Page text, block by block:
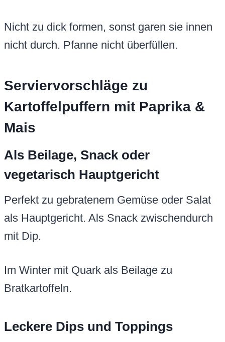
Nicht zu dick formen, sonst garen sie innen
nicht durch. Pfanne nicht überfüllen.
Serviervorschläge zu
Kartoffelpuffern mit Paprika &
Mais
Als Beilage, Snack oder
vegetarisch Hauptgericht
Perfekt zu gebratenem Gemüse oder Salat
als Hauptgericht. Als Snack zwischendurch
mit Dip.
Im Winter mit Quark als Beilage zu
Bratkartoffeln.
Leckere Dips und Toppings